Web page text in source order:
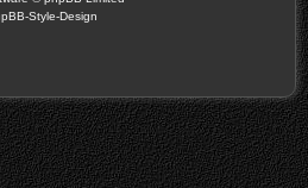
Style-Design